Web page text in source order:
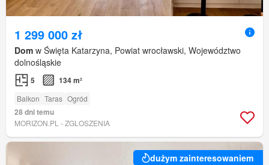
1 299 000 zł
Dom w Święta Katarzyna, Powiat wrocławski, Województwo
dolnośląskie
5 134 m²
Balkon Taras Ogród
28 dni temu
MORIZON.PL - ZGLOSZENIA
dużym zainteresowaniem